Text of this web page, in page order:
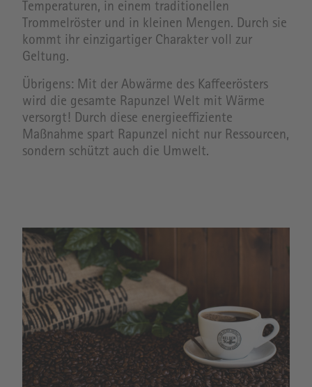
Temperaturen, in einem traditionellen
Trommelröster und in kleinen Mengen. Durch sie
kommt ihr einzigartiger Charakter voll zur
Geltung.
Übrigens: Mit der Abwärme des Kaffeerösters
wird die gesamte Rapunzel Welt mit Wärme
versorgt! Durch diese energieeffiziente
Maßnahme spart Rapunzel nicht nur Ressourcen,
sondern schützt auch die Umwelt.
Image